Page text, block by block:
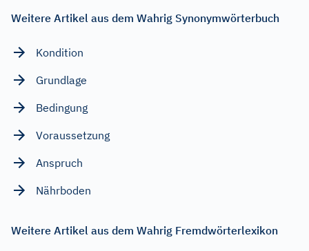
Weitere Artikel aus dem Wahrig Synonymwörterbuch
Kondition
Grundlage
Bedingung
Voraussetzung
Anspruch
Nährboden
Weitere Artikel aus dem Wahrig Fremdwörterlexikon